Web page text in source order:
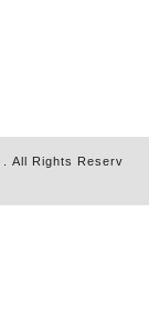
. All Rights Reserv